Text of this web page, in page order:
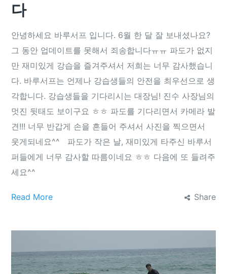
다
안녕하세요 바루서프 입니다. 6월 한 달 잘 보내셨나요?
그 동안 업데이트를 못해서 죄송합니다ㅠㅠ 파도가 없지
만 재미있게 강습을 즐겨주셔서 저희는 너무 감사했습니
다. 바루서프는 언제나 강습생들의 안전을 최우선으로 생
각합니다. 강습생들을 기다리시는 대장님! 진수 사장님의
멋진 뒷태도 보이구요 ㅎㅎ 파도를 기다리면서 카메라 발
견!!! 너무 반갑게 손을 흔들어 주셔서 사진을 찍으면서
웃게되네요^^ 파도가 작은 날, 재미있게 타주신 바루서
퍼들에게 너무 감사할 따름이네요 ㅎㅎ 다음에 또 들려주
세요^^
Read More Share